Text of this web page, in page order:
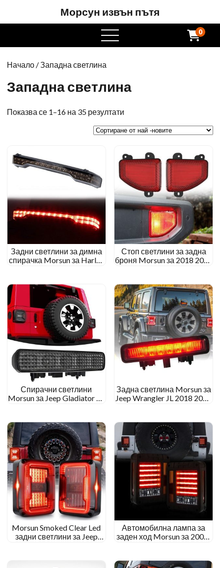
Морсун извън пътя
Отворете
менюто
0
Начало / Западна светлина
Западна светлина
Показва се 1–16 на 35 резултати
най
Задни светлини за димна
спирачка Morsun за Harley
Стоп светлини за задна
броня Morsun за 2018 2019
Спирачни светлини
Morsun за Jeep Gladiator JT
светлина за заден ход
Задна светлина Morsun за
Jeep Wrangler JL 2018 2019
Morsun Smoked Clear Led
задни светлини за Jeep
Автомобилна лампа за
заден ход Morsun за 2007-